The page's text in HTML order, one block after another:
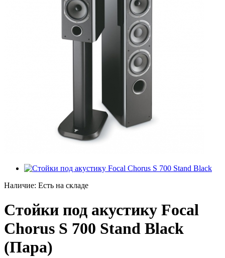
Наличие: Есть на складе
Стойки под акустику Focal
Chorus S 700 Stand Black
(Пара)